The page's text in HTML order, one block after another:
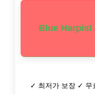
Blue Harpist
✓ 최저가 보장 ✓ 무